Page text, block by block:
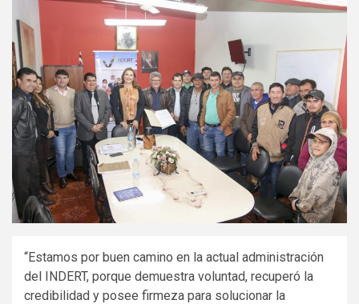
“Estamos por buen camino en la actual administración
del INDERT, porque demuestra voluntad, recuperó la
credibilidad y posee firmeza para solucionar la